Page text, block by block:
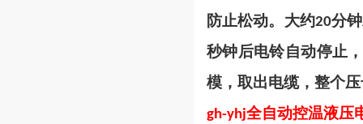
防止松动。大约20分
秒钟后电铃自动停止
模，取出电缆，整个
gh-yhj全自动控温液压